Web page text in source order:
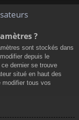
?
sont stockés dans
depuis le
dernier se trouve
situé en haut des
modifier tous vos